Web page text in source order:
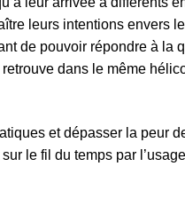
leurs intentions envers
de pouvoir répondre à la
dans le même
et dépasser la peur
le fil du temps par